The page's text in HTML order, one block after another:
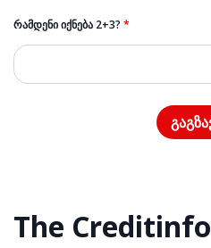
ᲠᲐᲛᲓᲔᲜᲘ ᲘᲥᲜᲔᲑᲐ 2+3? *
The Creditinfo